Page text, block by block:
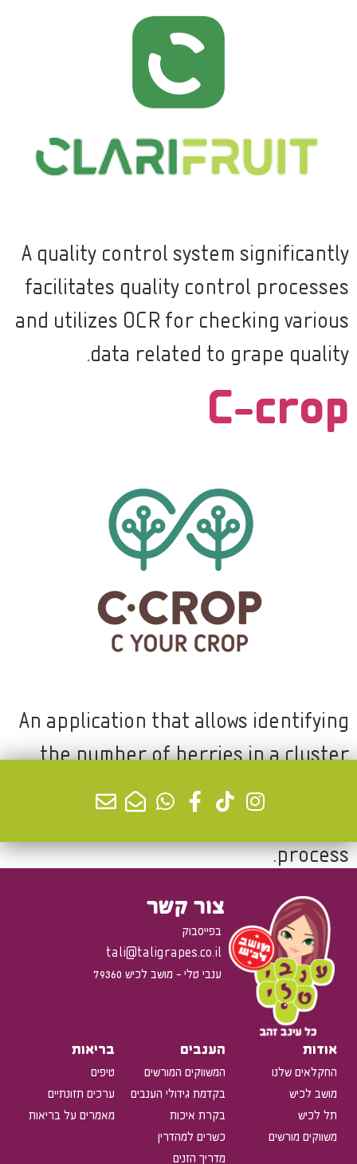
A quality control system significantly
facilitates quality control processes
and utilizes OCR for checking various
data related to grape quality.
C-crop
An application that allows identifying
the number of berries in a cluster
based on a picture, thereby
process.
צור קשר
בפייסבוק
tali@taligrapes.co.il
ענבי טלי - מושב לכיש 79360
אודות
החקלאים שלנו
מושב לכיש
תל לכיש
משווקים מורשים
הענבים
המשווקים המורשים
בקדמת גידולי הענבים
בקרת איכות
כשרים למהדרין
מדריך הזנים
בריאות
טיפים
ערכים תזונתיים
מאמרים על בריאות